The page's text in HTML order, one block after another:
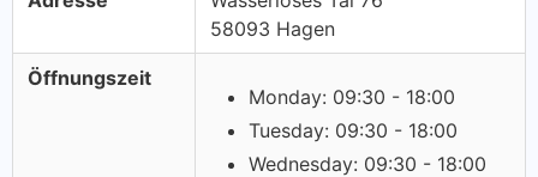
58093 Hagen
Öffnungszeit
Monday: 09:30 - 18:00
Tuesday: 09:30 - 18:00
Wednesday: 09:30 - 18:00